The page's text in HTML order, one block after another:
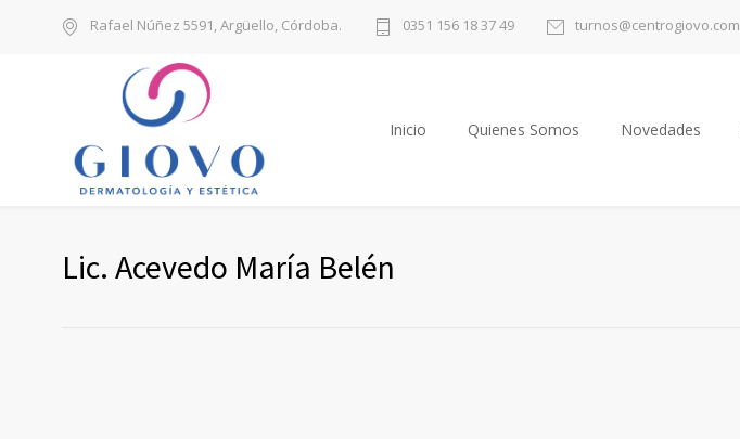
Rafael Núñez 5591, Argüello, Córdoba. 0351 156 18 37 49 turnos@centrogiovo.com
Inicio Quienes Somos Novedades
Lic. Acevedo María Belén